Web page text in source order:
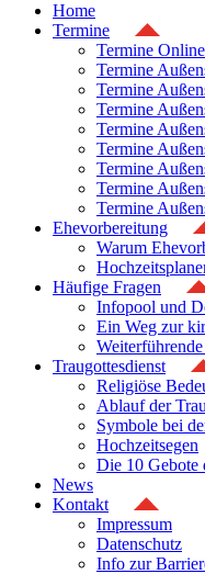
Home
Termine
Termine
Termine
Termine
Termine
Termine
Termine
Termine
Termine
Termine
Ehevorbereitung
Warum
Häufige Fragen
Infopool und
Ein Weg zur
Traugottesdienst
Religiöse
Ablauf der
Symbole bei
Hochzeitsegen
Die 10 Gebote
News
Kontakt
Impressum
Datenschutz
Info zur